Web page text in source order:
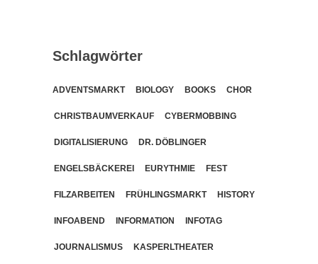
Schlagwörter
ADVENTSMARKT BIOLOGY BOOKS CHOR
CHRISTBAUMVERKAUF CYBERMOBBING
DIGITALISIERUNG DR. DÖBLINGER
ENGELSBÄCKEREI EURYTHMIE FEST
FILZARBEITEN FRÜHLINGSMARKT HISTORY
INFOABEND INFORMATION INFOTAG
JOURNALISMUS KASPERLTHEATER